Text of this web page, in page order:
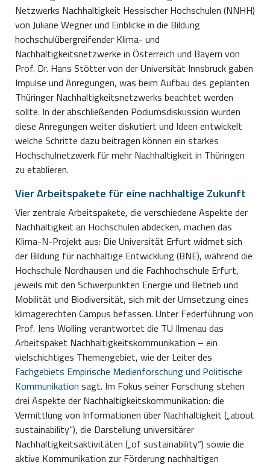
Netzwerks Nachhaltigkeit Hessischer Hochschulen (NNHH)
von Juliane Wegner und Einblicke in die Bildung
hochschulübergreifender Klima- und
Nachhaltigkeitsnetzwerke in Österreich und Bayern von
Prof. Dr. Hans Stötter von der Universität Innsbruck gaben
Impulse und Anregungen, was beim Aufbau des geplanten
Thüringer Nachhaltigkeitsnetzwerks beachtet werden
sollte. In der abschließenden Podiumsdiskussion wurden
diese Anregungen weiter diskutiert und Ideen entwickelt
welche Schritte dazu beitragen können ein starkes
Hochschulnetzwerk für mehr Nachhaltigkeit in Thüringen
zu etablieren.
Vier Arbeitspakete für eine nachhaltige Zukunft
Vier zentrale Arbeitspakete, die verschiedene Aspekte der
Nachhaltigkeit an Hochschulen abdecken, machen das
Klima-N-Projekt aus: Die Universität Erfurt widmet sich
der Bildung für nachhaltige Entwicklung (BNE), während die
Hochschule Nordhausen und die Fachhochschule Erfurt,
jeweils mit den Schwerpunkten Energie und Betrieb und
Mobilität und Biodiversität, sich mit der Umsetzung eines
klimagerechten Campus befassen. Unter Federführung von
Prof. Jens Wolling verantwortet die TU Ilmenau das
Arbeitspaket Nachhaltigkeitskommunikation – ein
vielschichtiges Themengebiet, wie der Leiter des
Fachgebiets Empirische Medienforschung und Politische
Kommunikation sagt. Im Fokus seiner Forschung stehen
drei Aspekte der Nachhaltigkeitskommunikation: die
Vermittlung von Informationen über Nachhaltigkeit („about
sustainability“), die Darstellung universitärer
Nachhaltigkeitsaktivitäten („of sustainability“) sowie die
aktive Kommunikation zur Förderung nachhaltigen